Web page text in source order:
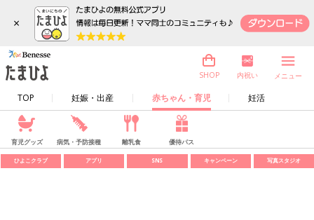
×
TOP 妊娠・出産 赤ちゃん・育児 妊活
SHOP 内祝い メニュー
育児グッズ 病気・予防接種 離乳食 優待パス
ひよこクラブ アプリ SNS キャンペーン 写真スタジオ